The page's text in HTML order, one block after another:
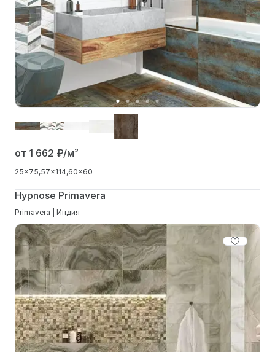
от 1 662 ₽/м²
25x75 57x114 60x60
Hypnose Primavera
Primavera | Индия